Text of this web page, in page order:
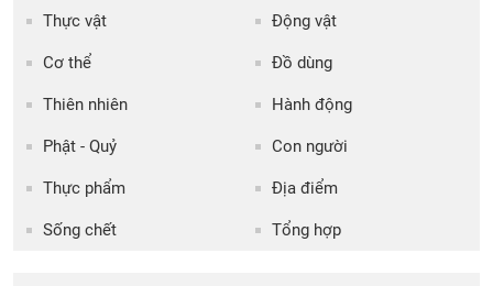
Thực vật Động vật
Cơ thể Đồ dùng
Thiên nhiên Hành động
Phật - Quỷ Con người
Thực phẩm Địa điểm
Sống chết Tổng hợp